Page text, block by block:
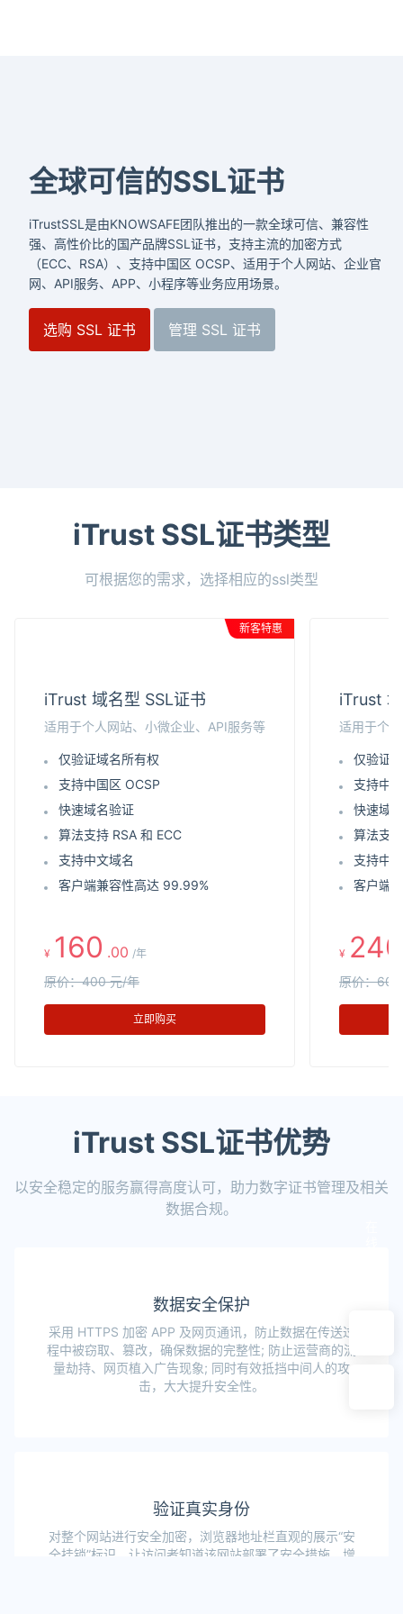
全球可信的SSL证书
iTrustSSL是由KNOWSAFE团队推出的一款全球可信、兼容性
强、高性价比的国产品牌SSL证书，支持主流的加密方式
（ECC、RSA）、支持中国区 OCSP、适用于个人网站、企业官
网、API服务、APP、小程序等业务应用场景。
选购 SSL 证书 管理 SSL 证书
iTrust SSL证书类型
可根据您的需求，选择相应的ssl类型
新客特惠
iTrust 域名型 SSL证书
适用于个人网站、小微企业、API服务等
仅验证域名所有权
支持中国区 OCSP
快速域名验证
算法支持 RSA 和 ECC
支持中文域名
客户端兼容性高达 99.99%
¥ 160 .00 /年
原价：400 元/年
立即购买
iTrust
适用于个
仅验证
支持中
快速域
算法支
支持中
客户端
¥ 240
原价：
iTrust SSL证书优势
以安全稳定的服务赢得高度认可，助力数字证书管理及相关
数据合规。
数据安全保护
采用 HTTPS 加密 APP 及网页通讯，防止数据在传送过